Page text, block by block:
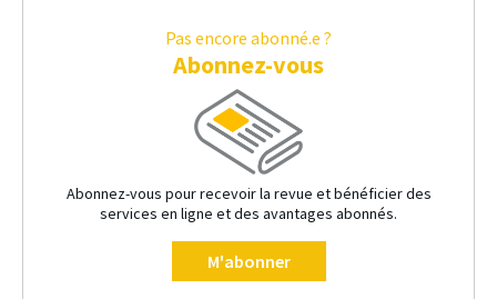
Pas encore abonné.e ?
Abonnez-vous
Abonnez-vous pour recevoir la revue et bénéficier des
services en ligne et des avantages abonnés.
M'abonner